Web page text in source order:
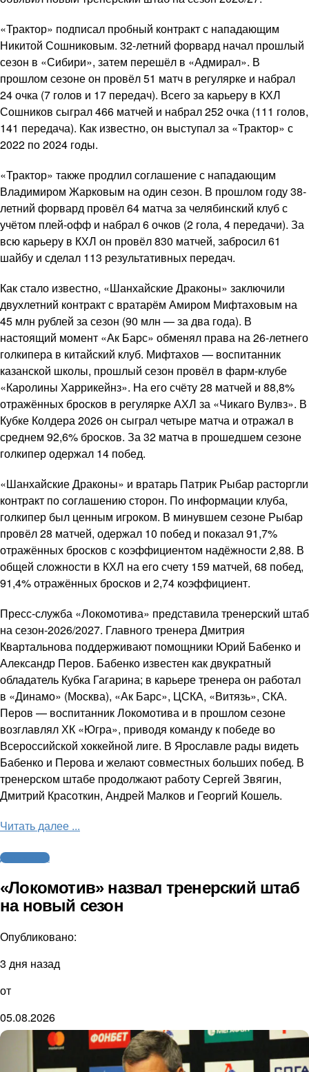
«Трактор» подписал пробный контракт с нападающим
Никитой Сошниковым. 32-летний форвард начал прошлый
сезон в «Сибири», затем перешёл в «Адмирал». В
прошлом сезоне он провёл 51 матч в регулярке и набрал
24 очка (7 голов и 17 передач). Всего за карьеру в КХЛ
Сошников сыграл 466 матчей и набрал 252 очка (111 голов,
141 передача). Как известно, он выступал за «Трактор» с
2022 по 2024 годы.
«Трактор» также продлил соглашение с нападающим
Владимиром Жарковым на один сезон. В прошлом году 38-
летний форвард провёл 64 матча за челябинский клуб с
учётом плей-офф и набрал 6 очков (2 гола, 4 передачи). За
всю карьеру в КХЛ он провёл 830 матчей, забросил 61
шайбу и сделал 113 результативных передач.
Как стало известно, «Шанхайские Драконы» заключили
двухлетний контракт с вратарём Амиром Мифтаховым на
45 млн рублей за сезон (90 млн — за два года). В
настоящий момент «Ак Барс» обменял права на 26-летнего
голкипера в китайский клуб. Мифтахов — воспитанник
казанской школы, прошлый сезон провёл в фарм-клубе
«Каролины Харрикейнз». На его счёту 28 матчей и 88,8%
отражённых бросков в регулярке АХЛ за «Чикаго Вулвз». В
Кубке Колдера 2026 он сыграл четыре матча и отражал в
среднем 92,6% бросков. За 32 матча в прошедшем сезоне
голкипер одержал 14 побед.
«Шанхайские Драконы» и вратарь Патрик Рыбар расторгли
контракт по соглашению сторон. По информации клуба,
голкипер был ценным игроком. В минувшем сезоне Рыбар
провёл 28 матчей, одержал 10 побед и показал 91,7%
отражённых бросков с коэффициентом надёжности 2,88. В
общей сложности в КХЛ на его счету 159 матчей, 68 побед,
91,4% отражённых бросков и 2,74 коэффициент.
Пресс-служба «Локомотива» представила тренерский штаб
на сезон-2026/2027. Главного тренера Дмитрия
Квартальнова поддерживают помощники Юрий Бабенко и
Александр Перов. Бабенко известен как двукратный
обладатель Кубка Гагарина; в карьере тренера он работал
в «Динамо» (Москва), «Ак Барс», ЦСКА, «Витязь», СКА.
Перов — воспитанник Локомотива и в прошлом сезоне
возглавлял ХК «Югра», приводя команду к победе во
Всероссийской хоккейной лиге. В Ярославле рады видеть
Бабенко и Перова и желают совместных больших побед. В
тренерском штабе продолжают работу Сергей Звягин,
Дмитрий Красоткин, Андрей Малков и Георгий Кошель.
Читать далее ...
Другие виды
«Локомотив» назвал тренерский штаб
на новый сезон
Опубликовано:
3 дня назад
от
05.08.2026